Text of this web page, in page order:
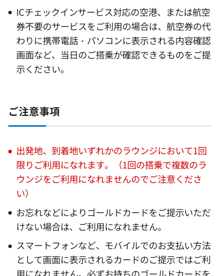
ICチェックインサービス対応の空港、または航空
券不要のサービスをご利用の場合は、航空券の代
わりに携帯電話・パソコンに表示される内容確認
画面など、当日のご搭乗が確認できるものをご提
示ください。
ご注意事項
出発地、到着地いずれかのラウンジにおいて1回
限りご利用になれます。（1回の搭乗で複数のラ
ウンジをご利用になれませんのでご注意くださ
い）
お忘れなどによりゴールドカードをご提示いただ
けない場合は、ご利用になれません。
スマートフォンなど、モバイルでのお支払い方法
として画面に表示されるカードのご提示ではご利
用になれません。必ずお持ちのゴールドカードを